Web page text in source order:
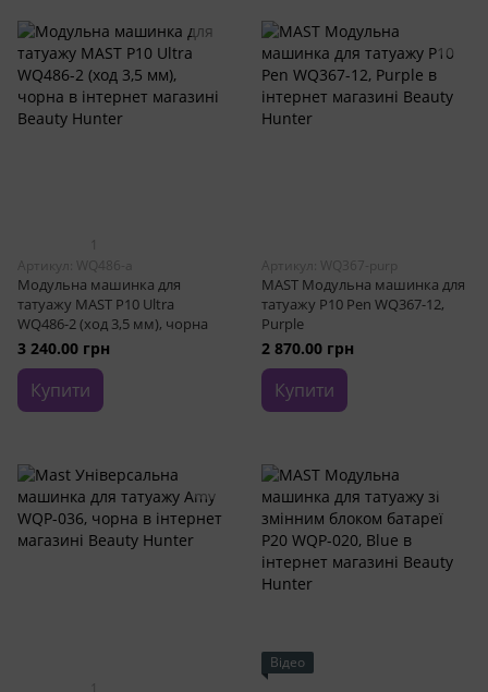
Артикул: WQ486-a
Модульна машинка для
татуажу MAST P10 Ultra
WQ486-2 (ход 3,5 мм), чорна
3 240.00 грн
Купити
Артикул: WQ367-purp
MAST Модульна машинка для
татуажу P10 Pen WQ367-12,
Purple
2 870.00 грн
Купити
Відео